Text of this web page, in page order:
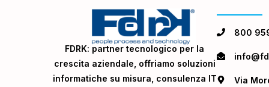
FDRK: partner tecnologico per la
crescita aziendale, offriamo soluzioni
informatiche su misura, consulenza IT
800
Via